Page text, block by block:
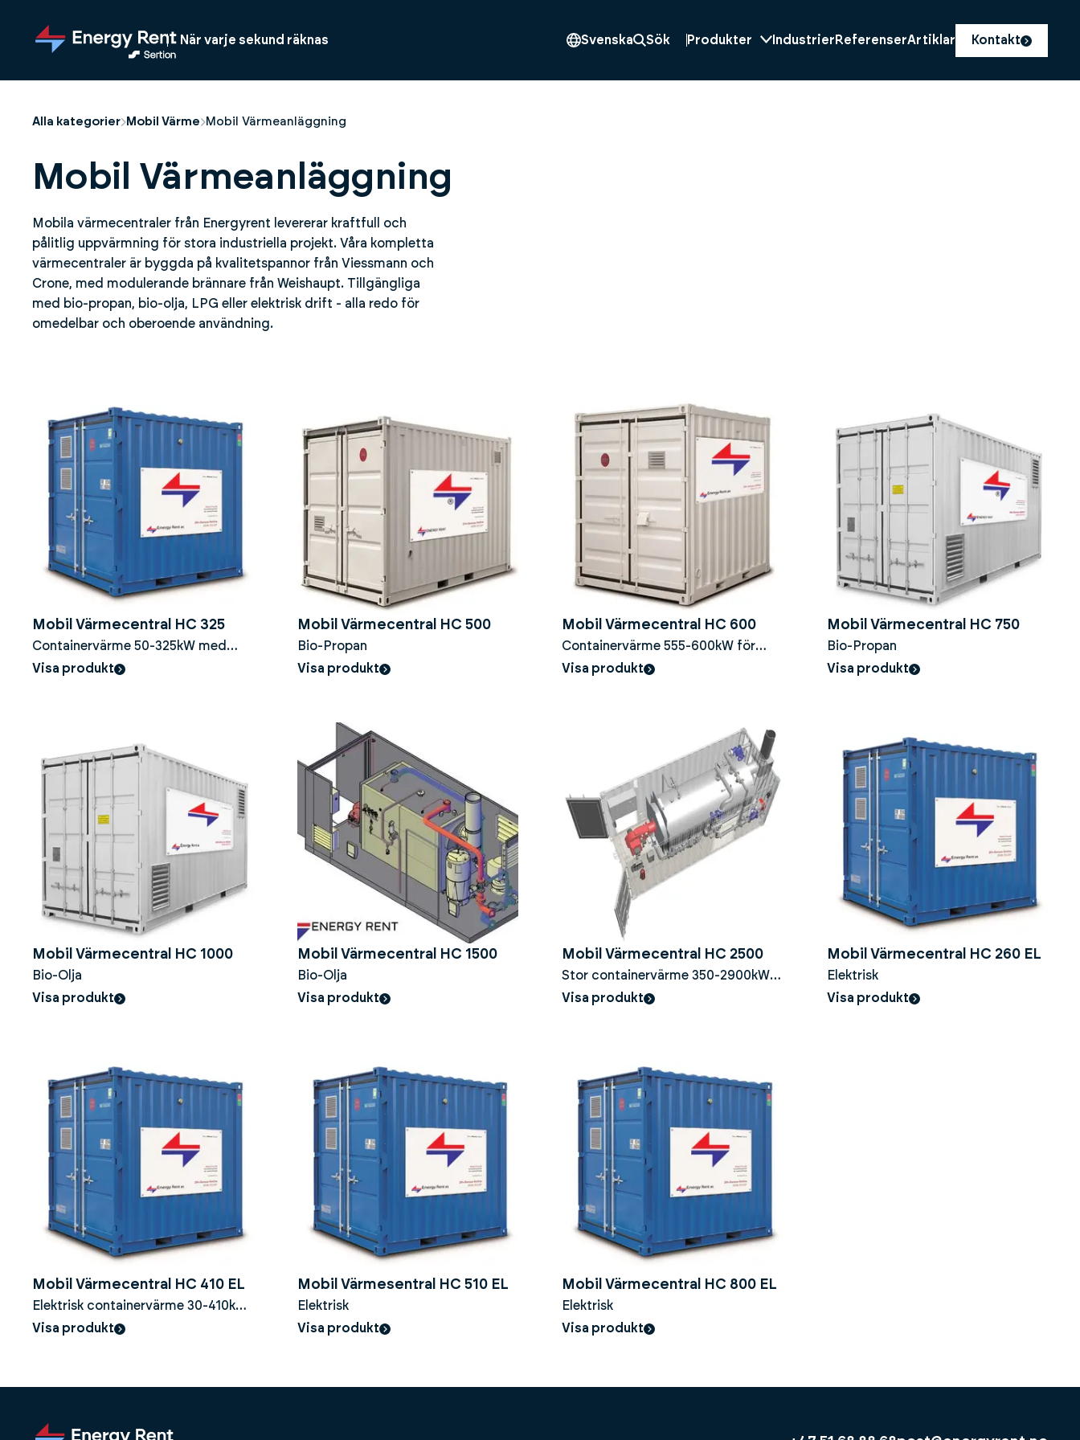
huvudinnehållet
När varje sekund räknas Svenska Sök Produkter Industrier ReferenserArtiklar Kontakt
Alla kategorier Mobil Värme Mobil Värmeanläggning
Mobil Värmeanläggning
Mobila värmecentraler från Energyrent levererar kraftfull och
pålitlig uppvärmning för stora industriella projekt. Våra kompletta
värmecentraler är byggda på kvalitetspannor från Viessmann och
Crone, med modulerande brännare från Weishaupt. Tillgängliga
med bio-propan, bio-olja, LPG eller elektrisk drift - alla redo för
omedelbar och oberoende användning.
Mobil Värmecentral HC 325
Containervärme 50-325kW med
kondenserande värmepanna
Visa produkt
Mobil Värmecentral HC 500
Bio-Propan
Visa produkt
Mobil Värmecentral HC 600
Containervärme 555-600kW för
stora byggprojekt
Visa produkt
Mobil Värmecentral HC 750
Bio-Propan
Visa produkt
Mobil Värmecentral HC 1000
Bio-Olja
Visa produkt
Mobil Värmecentral HC 1500
Bio-Olja
Visa produkt
Mobil Värmecentral HC 2500
Stor containervärme 350-2900kW
med rökgasvärmetervinning
Visa produkt
Mobil Värmecentral HC 260 EL
Elektrisk
Visa produkt
Mobil Värmecentral HC 410 EL
Elektrisk containervärme 30-410kW
med stegstyrning
Visa produkt
Mobil Värmesentral HC 510 EL
Elektrisk
Visa produkt
Mobil Värmecentral HC 800 EL
Elektrisk
Visa produkt